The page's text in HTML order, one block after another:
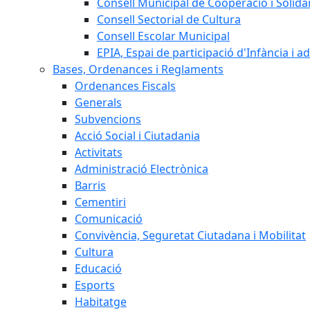
Consell Sectorial de Cultura
Consell Escolar Municipal
EPIA, Espai de participació d'Infància i
Bases, Ordenances i Reglaments
Ordenances Fiscals
Generals
Subvencions
Acció Social i Ciutadania
Activitats
Administració Electrònica
Barris
Cementiri
Comunicació
Convivència, Seguretat Ciutadana i Mobilitat
Cultura
Educació
Esports
Habitatge